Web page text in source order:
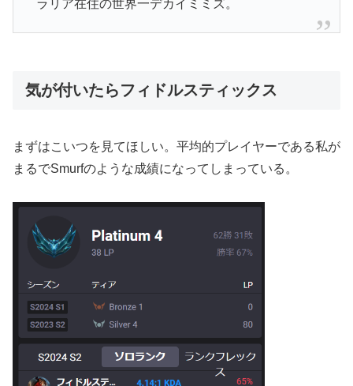
ラリア在住の世界一デカイミミズ。
気が付いたらフィドルスティックス
まずはこいつを見てほしい。平均的プレイヤーである私が
まるでSmurfのような成績になってしまっている。